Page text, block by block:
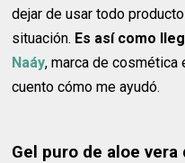
dejar de usar todo
situación. Es así como
Naáy, marca de cosmética
cuento cómo me ayudó.
Gel puro de aloe vera